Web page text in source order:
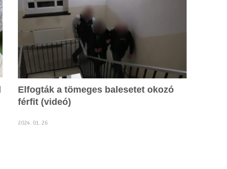
Elfogták a tömeges balesetet okozó
férfit (videó)
2024. 01. 26